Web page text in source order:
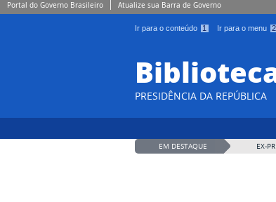
Portal do Governo Brasileiro Atualize sua Barra de Governo
Ir para o conteúdo 1 Ir para o menu 2
PRESIDÊNCIA DA REPÚBLICA
EM DESTAQUE EX-